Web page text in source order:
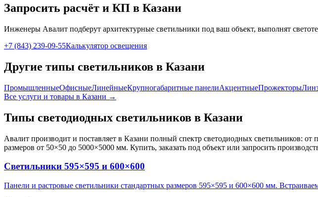
Запросить расчёт и КП в Казани
Инженеры Авалит подберут архитектурные светильники под ваш объект, выполнят
+7 (843) 239-09-55Калькулятор освещения
Другие типы светильников в Казани
ПромышленныеОфисныеЛинейныеКрупногабаритные панелиАкцентныеПрожекторы
Все услуги и товары в Казани →
Типы светодиодных светильников в Казани
Авалит производит и поставляет в Казани полный спектр светодиодных светильников:
размеров от 50×50 до 5000×5000 мм. Купить, заказать под объект или запросить
Светильники 595×595 и 600×600
Панели и растровые светильники стандартных размеров 595×595 и 600×600 мм.